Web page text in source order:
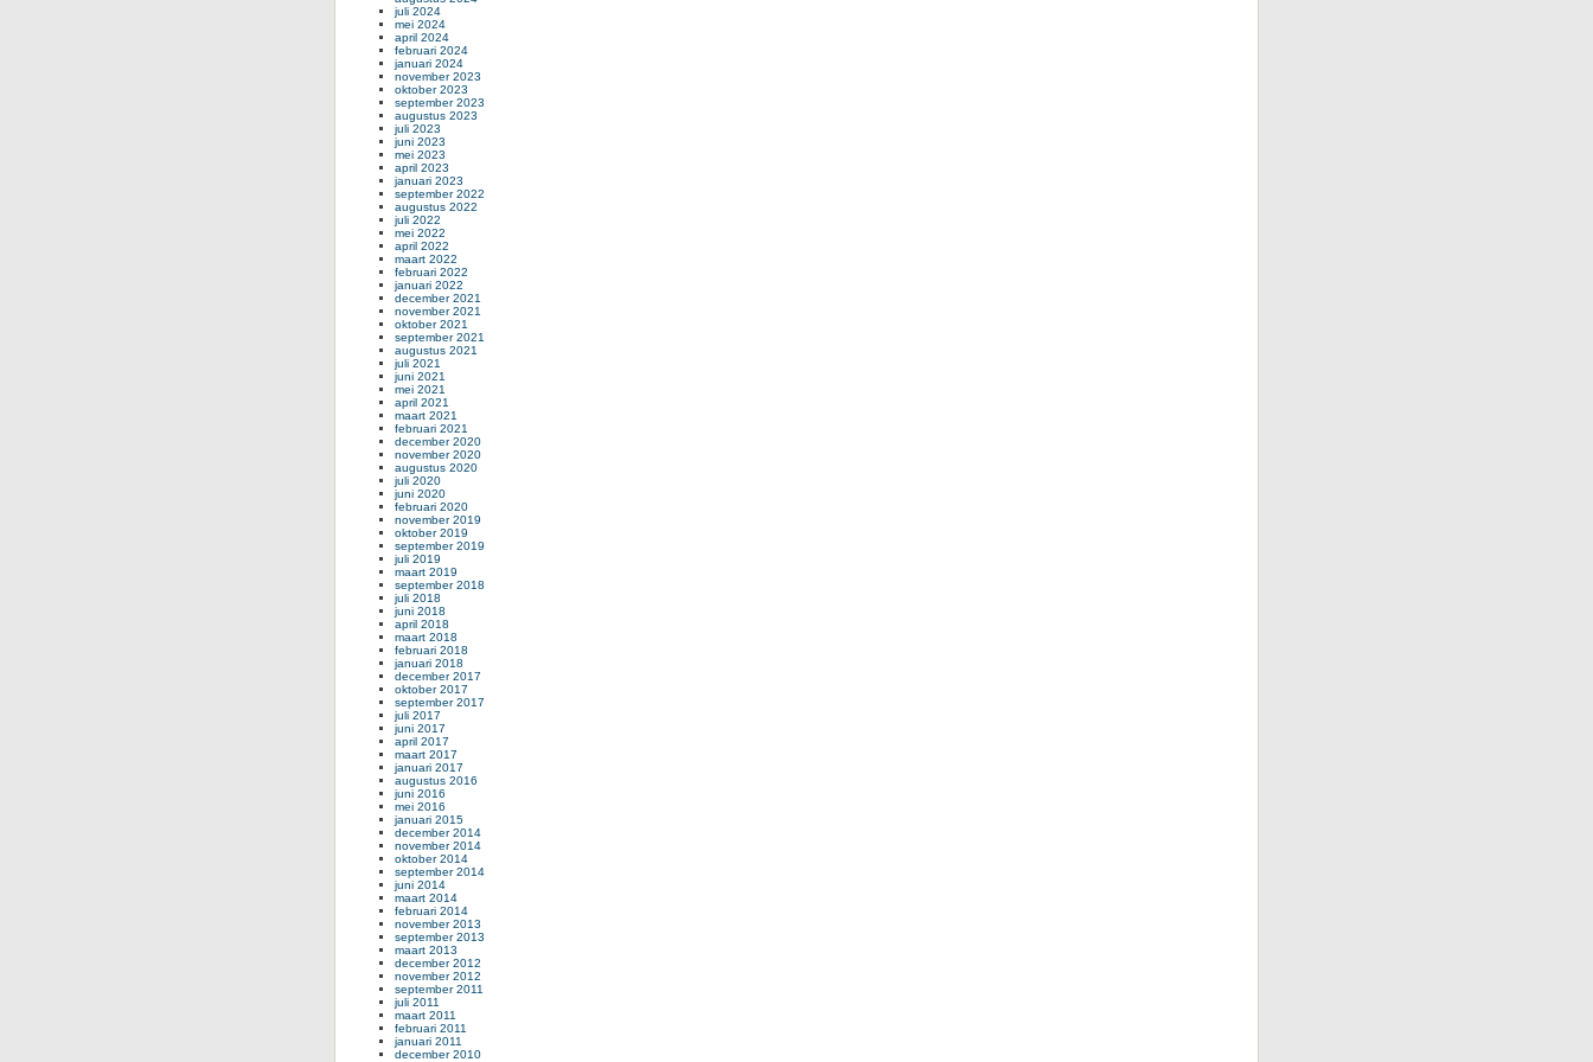
juli 2024
mei 2024
april 2024
februari 2024
januari 2024
november 2023
oktober 2023
september 2023
augustus 2023
juli 2023
juni 2023
mei 2023
april 2023
januari 2023
september 2022
augustus 2022
juli 2022
mei 2022
april 2022
maart 2022
februari 2022
januari 2022
december 2021
november 2021
oktober 2021
september 2021
augustus 2021
juli 2021
juni 2021
mei 2021
april 2021
maart 2021
februari 2021
december 2020
november 2020
augustus 2020
juli 2020
juni 2020
februari 2020
november 2019
oktober 2019
september 2019
juli 2019
maart 2019
september 2018
juli 2018
juni 2018
april 2018
maart 2018
februari 2018
januari 2018
december 2017
oktober 2017
september 2017
juli 2017
juni 2017
april 2017
maart 2017
januari 2017
augustus 2016
juni 2016
mei 2016
januari 2015
december 2014
november 2014
oktober 2014
september 2014
juni 2014
maart 2014
februari 2014
november 2013
september 2013
maart 2013
december 2012
november 2012
september 2011
juli 2011
maart 2011
februari 2011
januari 2011
december 2010